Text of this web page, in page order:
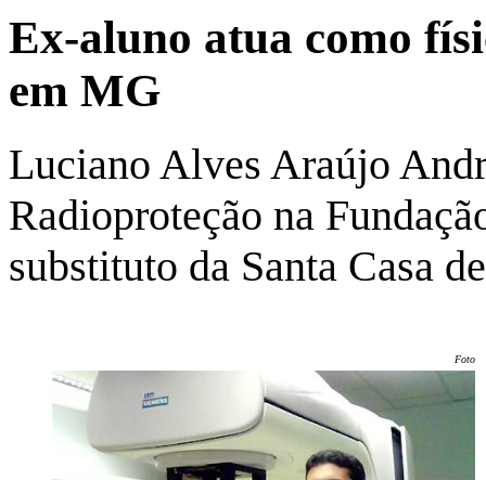
Ex-aluno atua como
em MG
Luciano Alves Araújo
Radioproteção na
substituto da Santa Casa
Foto: